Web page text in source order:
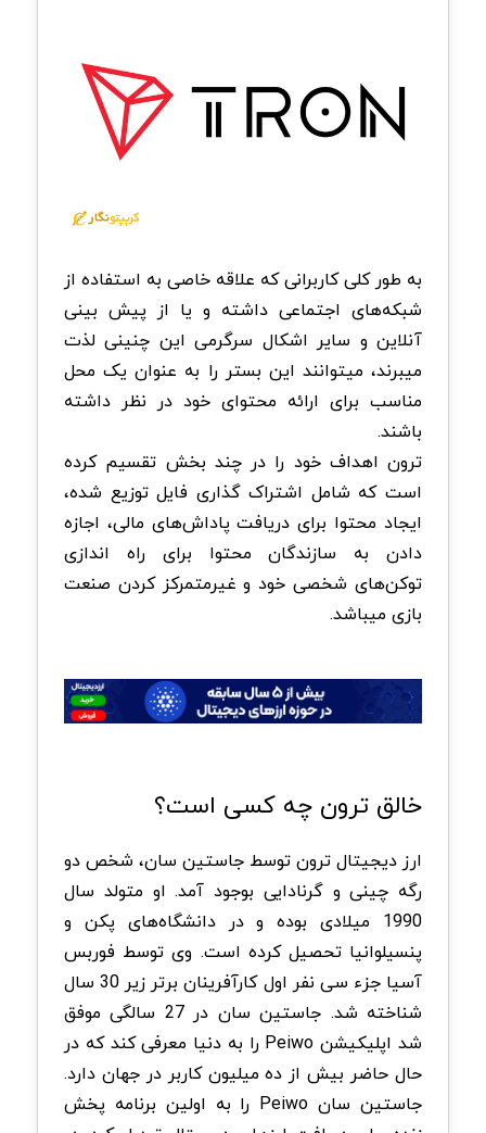
به طور کلی کاربرانی که علاقه خاصی به استفاده از
شبکه‌های اجتماعی داشته و یا از پیش بینی
آنلاین و سایر اشکال سرگرمی این چنینی لذت
میبرند، میتوانند این بستر را به عنوان یک محل
مناسب برای ارائه محتوای خود در نظر داشته
باشند.
ترون اهداف خود را در چند بخش تقسیم کرده
است که شامل اشتراک‌ گذاری فایل توزیع‌ شده،
ایجاد محتوا برای دریافت پاداش‌‌های مالی، اجازه
دادن به سازندگان محتوا برای راه‌ اندازی
توکن‌های شخصی خود و غیرمتمرکز کردن صنعت
بازی میباشد.
خالق ترون چه کسی است؟
ارز دیجیتال ترون توسط جاستین سان، شخص دو
رگه چینی و گرنادایی بوجود آمد. او متولد سال
1990 میلادی بوده و در دانشگاه‌های پکن و
پنسیلوانیا تحصیل کرده است. وی توسط فوربس
آسیا جزء سی نفر اول کارآفرینان برتر زیر 30 سال
شناخته شد. جاستین سان در 27 سالگی موفق
شد اپلیکیشن Peiwo را به دنیا معرفی کند که در
حال حاضر بیش از ده میلیون کاربر در جهان دارد.
جاستین سان Peiwo را به اولین برنامه پخش